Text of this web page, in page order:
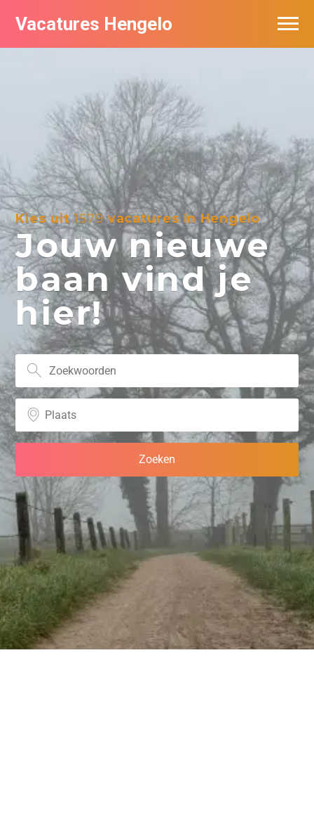
Vacatures Hengelo
Kies uit1579vacatures in Hengelo
Jouw nieuwe
baan vind je
hier!
Vacatures per bedrijf in Hengelo
Nieuwsbrief feed